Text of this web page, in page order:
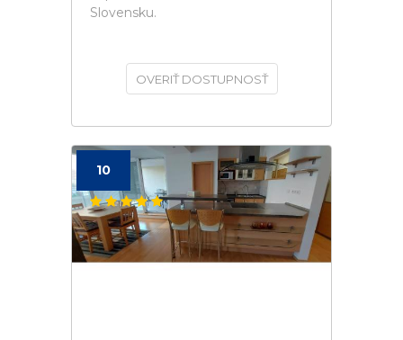
Slovensku.
OVERIŤ DOSTUPNOSŤ
10